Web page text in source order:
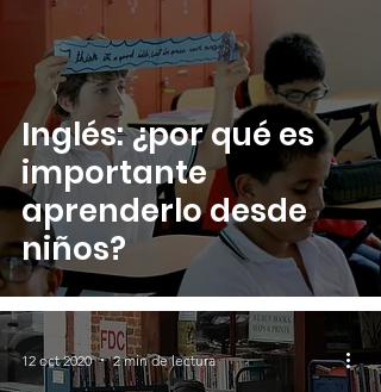
Inglés: ¿por qué es
importante
aprenderlo desde
niños?
12 oct 2020 2 min de lectura